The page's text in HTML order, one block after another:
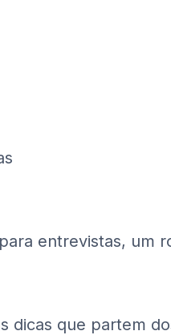
entrevistas, um
dicas que partem